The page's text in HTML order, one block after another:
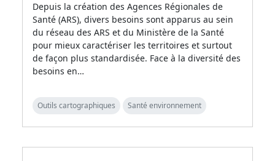
Depuis la création des Agences Régionales de
Santé (ARS), divers besoins sont apparus au sein
du réseau des ARS et du Ministère de la Santé
pour mieux caractériser les territoires et surtout
de façon plus standardisée. Face à la diversité des
besoins en…
Outils cartographiques Santé environnement